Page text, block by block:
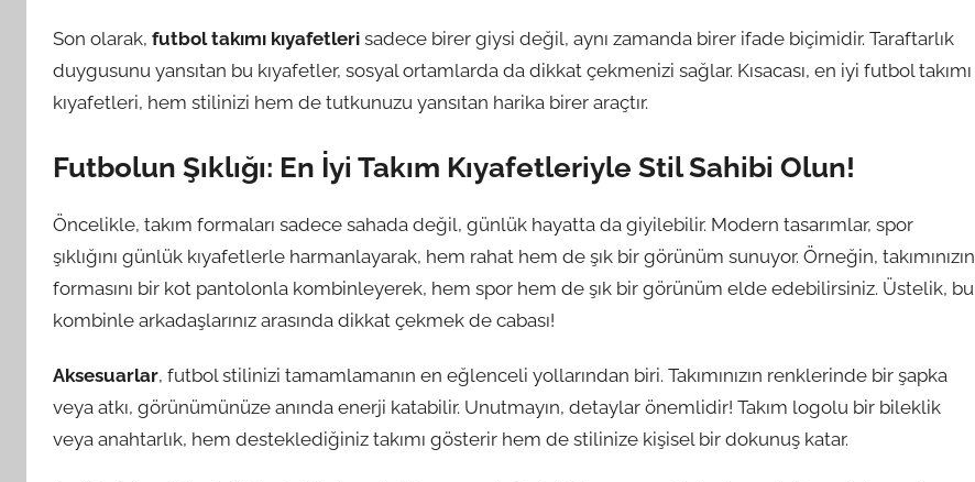
Son olarak, futbol takımı kıyafetleri sadece birer giysi değil, aynı zamanda birer ifade biçimidir. Taraftarlık
duygusunu yansıtan bu kıyafetler, sosyal ortamlarda da dikkat çekmenizi sağlar. Kısacası, en iyi futbol takımı
kıyafetleri, hem stilinizi hem de tutkunuzu yansıtan harika birer araçtır.
Futbolun Şıklığı: En İyi Takım Kıyafetleriyle Stil Sahibi Olun!
Öncelikle, takım formaları sadece sahada değil, günlük hayatta da giyilebilir. Modern tasarımlar, spor
şıklığını günlük kıyafetlerle harmanlayarak, hem rahat hem de şık bir görünüm sunuyor. Örneğin, takımınızın
formasını bir kot pantolonla kombinleyerek, hem spor hem de şık bir görünüm elde edebilirsiniz. Üstelik, bu
kombinle arkadaşlarınız arasında dikkat çekmek de cabası!
Aksesuarlar, futbol stilinizi tamamlamanın en eğlenceli yollarından biri. Takımınızın renklerinde bir şapka
veya atkı, görünümünüze anında enerji katabilir. Unutmayın, detaylar önemlidir! Takım logolu bir bileklik
veya anahtarlık, hem desteklediğiniz takımı gösterir hem de stilinize kişisel bir dokunuş katar.